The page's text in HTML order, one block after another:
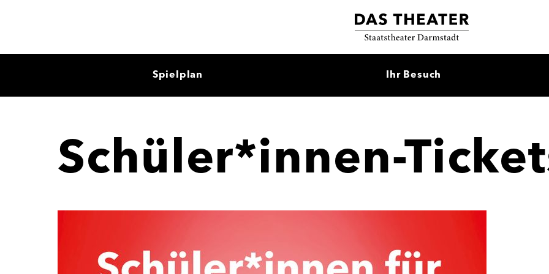
Spielplan Ihr Besuch
Schüler*innen-